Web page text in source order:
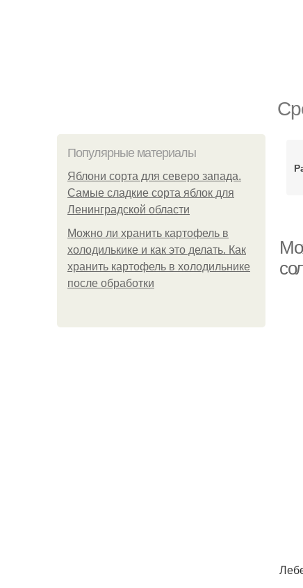
Популярные материалы
Яблони сорта для северо запада.
Самые сладкие сорта яблок для
Ленинградской области
Можно ли хранить картофель в
холодилькике и как это делать. Как
хранить картофель в холодильнике
после обработки